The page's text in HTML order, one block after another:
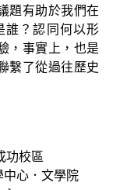
題有助於我們在
誰？認同何以形
，事實上，也是
繫了從過往歷史
功校區
中心．文學院